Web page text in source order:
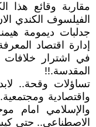
مقاربة وقائع هذا
الفيلسوف الكندي
جدلبات ديمومة
إدارة اقتصاد
المقدسة.!!
تساؤلات وقحة..
واقتصادية
والإسلامي امام
الاصطناعي.. حتى